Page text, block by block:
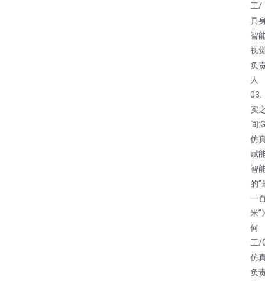
工/
具
智
视
负
人
03.
实
间
仿
赋
智
的“
一
米”
何
工/
仿
负